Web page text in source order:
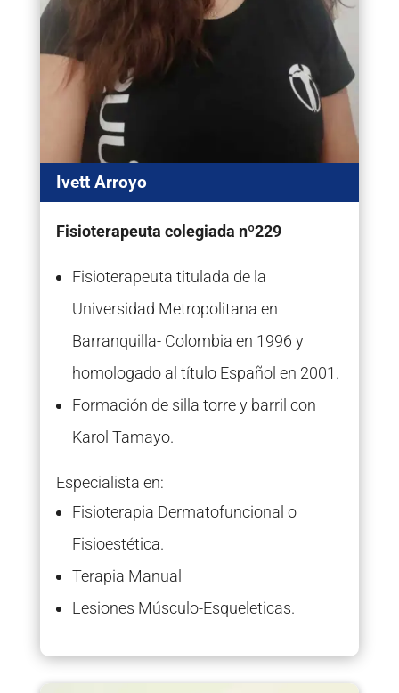
Ivett Arroyo
Fisioterapeuta colegiada nº229
Fisioterapeuta titulada de la
Universidad Metropolitana en
Barranquilla- Colombia en 1996 y
homologado al título Español en 2001.
Formación de silla torre y barril con
Karol Tamayo.
Especialista en:
Fisioterapia Dermatofuncional o
Fisioestética.
Terapia Manual
Lesiones Músculo-Esqueleticas.